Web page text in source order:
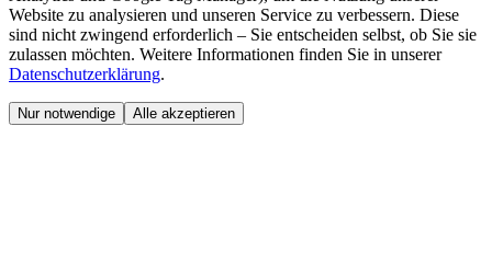
Website zu analysieren und unseren Service zu verbessern. Diese
sind nicht zwingend erforderlich – Sie entscheiden selbst, ob Sie sie
zulassen möchten. Weitere Informationen finden Sie in unserer
Datenschutzerklärung.
Nur notwendige Alle akzeptieren